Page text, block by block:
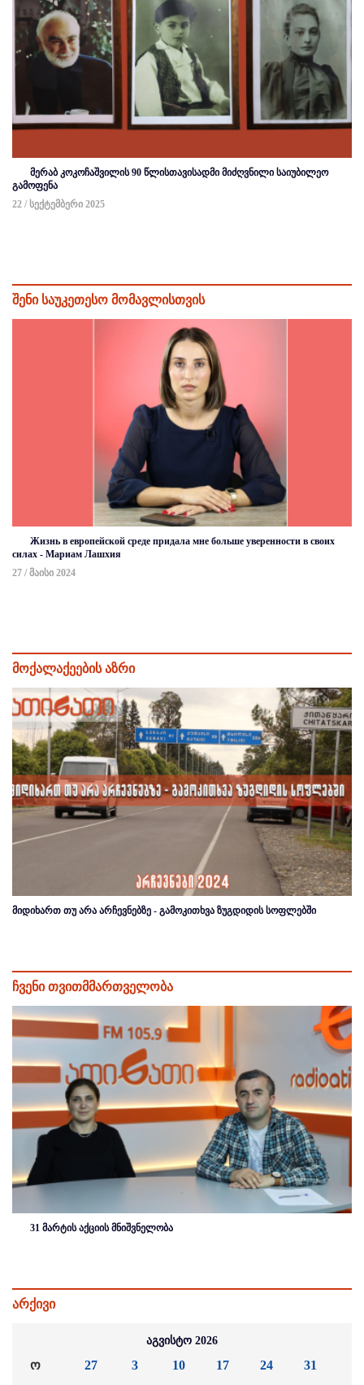
მერაბ კოკოჩაშვილის 90 წლისთავისადმი მიძღვნილი საიუბილეო
გამოფენა
22 / სექტემბერი 2025
შენი საუკეთესო მომავლისთვის
Жизнь в европейской среде придала мне больше уверенности в своих
силах - Мариам Лашхия
27 / მაისი 2024
მოქალაქეების აზრი
მიდიხართ თუ არა არჩევნებზე - გამოკითხვა ზუგდიდის სოფლებში
ჩვენი თვითმმართველობა
31 მარტის აქციის მნიშვნელობა
არქივი
აგვისტო 2026
ო 27 3 10 17 24 31